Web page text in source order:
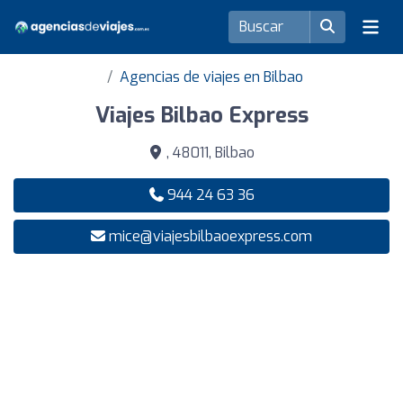
Agencias de viajes en Bilbao
Viajes Bilbao Express
, 48011, Bilbao
944 24 63 36
mice@viajesbilbaoexpress.com